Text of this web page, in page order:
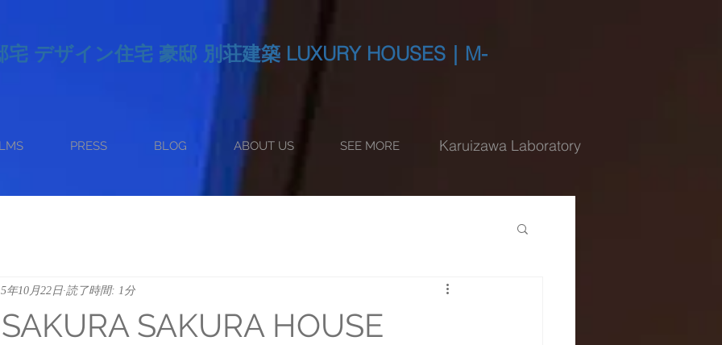
デザイン住宅 豪邸 別荘建築 LUXURY HOUSES｜M-
PRESS BLOG ABOUT US SEE MORE Karuizawa Laboratory
SAKURA HOUSE
年10月22日 読了時間: 1分